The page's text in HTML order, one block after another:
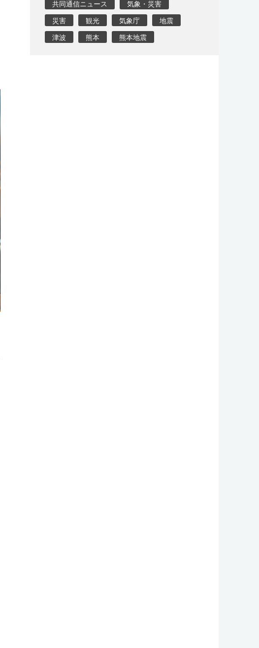
共同通信ニュース
気象・災害
災害
観光 気象庁
地震
津波
熊本 熊本地震